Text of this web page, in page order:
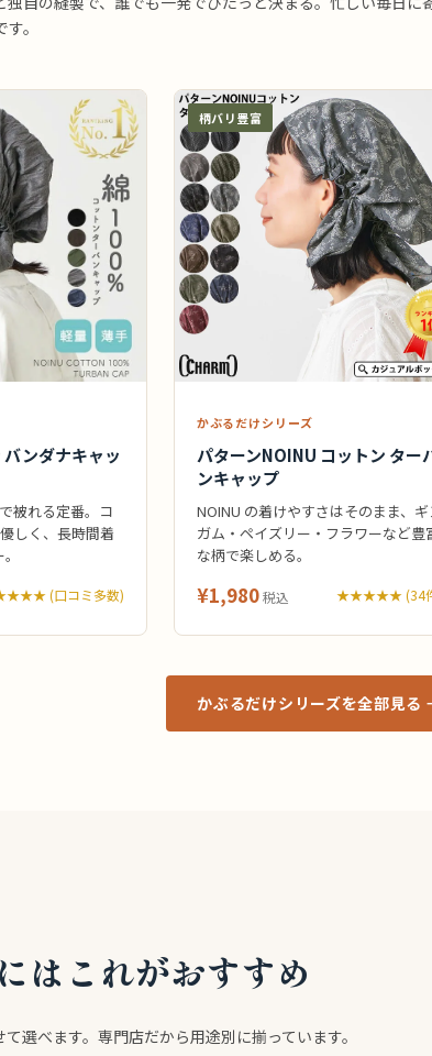
。
ンダナキャッ
被れる定番。コ
しく、長時間着
(口コミ多数)
柄バリ豊富
かぶるだけシリーズ
パターンNOINU コットン ター
ンキャップ
NOINU の着けやすさはそのまま、ギ
ガム・ペイズリー・フラワーなど豊
な柄で楽しめる。
¥1,980税込 ★★★★★ (34
かぶるだけシリーズを全部見る
はこれがおすすめ
選べます。専門店だから用途別に揃っています。